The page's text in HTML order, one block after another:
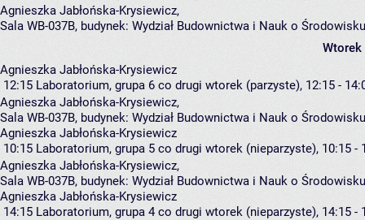
Agnieszka Jabłońska-Krysiewicz,
Sala WB-037B, budynek: Wydział Budownictwa i Nauk o
Wtorek
Agnieszka Jabłońska-Krysiewicz
12:15 Laboratorium, grupa 6 co drugi wtorek (parzyste), 12:15 -
Agnieszka Jabłońska-Krysiewicz,
Sala WB-037B, budynek: Wydział Budownictwa i Nauk o
Agnieszka Jabłońska-Krysiewicz
10:15 Laboratorium, grupa 5 co drugi wtorek (nieparzyste), 10:15 -
Agnieszka Jabłońska-Krysiewicz,
Sala WB-037B, budynek: Wydział Budownictwa i Nauk o
Agnieszka Jabłońska-Krysiewicz
14:15 Laboratorium, grupa 4 co drugi wtorek (nieparzyste), 14:15 -